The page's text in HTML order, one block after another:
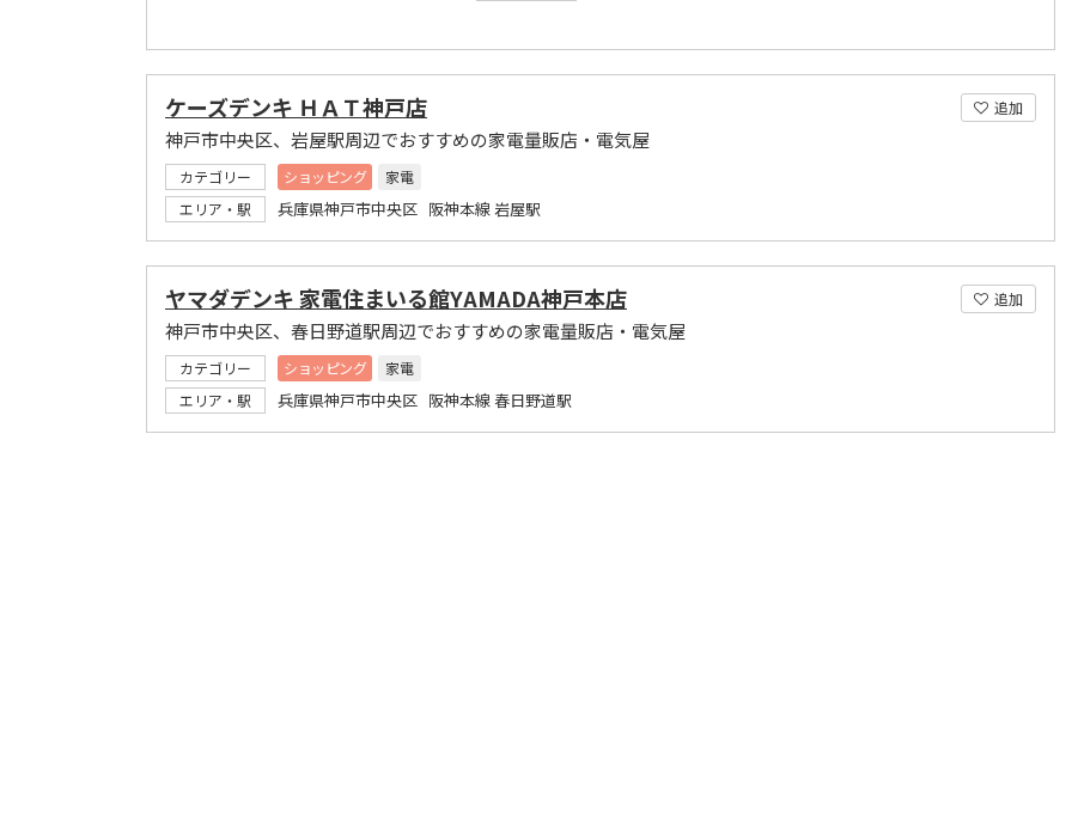
追加
ケーズデンキ ＨＡＴ神戸店
神戸市中央区、岩屋駅周辺でおすすめの家電量販店・電気屋
カテゴリー ショッピング
家電
エリア・駅
兵庫県神戸市中央区 阪神本線 岩屋駅
追加
ヤマダデンキ 家電住まいる館YAMADA神戸本店
神戸市中央区、春日野道駅周辺でおすすめの家電量販店・電気屋
カテゴリー ショッピング
家電
エリア・駅
兵庫県神戸市中央区 阪神本線 春日野道駅